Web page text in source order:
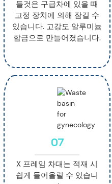
들것은 구급차에 있을 때
고정 장치에 의해 잠길 수
있습니다. 고강도 알루미늄
합금으로 만들어졌습니다.
07
X 프레임 차대는 적재 시
쉽게 들어올릴 수 있습니